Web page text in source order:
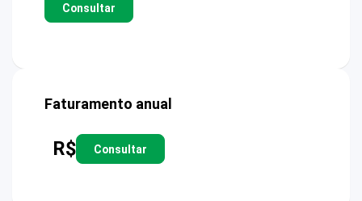
Consultar
Faturamento anual
R$ Consultar